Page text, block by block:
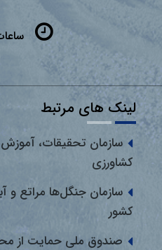
لینک های مرتبط
سازمان تحقیقات،
کشاورزی
سازمان جنگل‌ها مراتع و
کشور
صندوق ملی حمایت از